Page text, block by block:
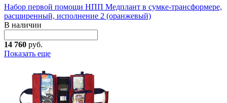
Набор первой помощи НПП Медплант в сумке-трансформере,
расширенный, исполнение 2 (оранжевый)
В наличии
14 760 руб.
Показать еще